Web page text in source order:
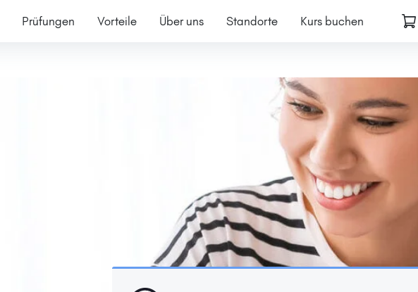
Prüfungen Vorteile Über uns Standorte Kurs buchen